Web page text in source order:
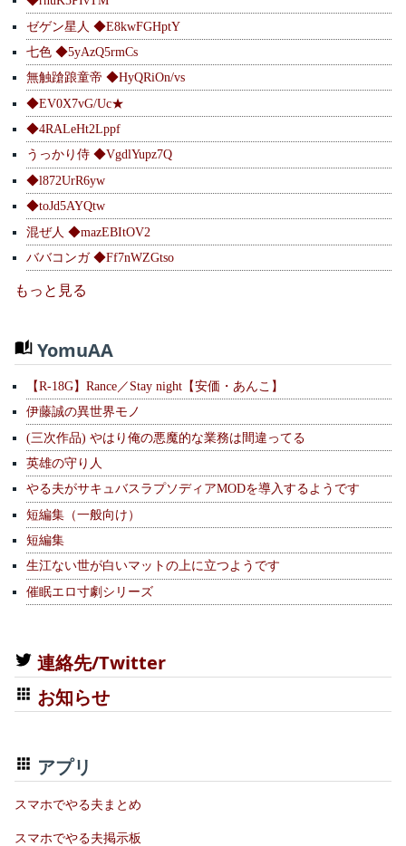
ゼゲン星人 ◆E8kwFGHptY
七色 ◆5yAzQ5rmCs
無触蹌踉童帝 ◆HyQRiOn/vs
◆EV0X7vG/Uc★
◆4RALeHt2Lppf
うっかり侍 ◆VgdlYupz7Q
◆l872UrR6yw
◆toJd5AYQtw
混ぜ人 ◆mazEBItOV2
ババコンガ ◆Ff7nWZGtso
もっと見る
YomuAA
【R-18G】Rance／Stay night【安価・あんこ】
伊藤誠の異世界モノ
(三次作品) やはり俺の悪魔的な業務は間違ってる
英雄の守り人
やる夫がサキュバスラプソディアMODを導入するようです
短編集（一般向け）
短編集
生江ない世が白いマットの上に立つようです
催眠エロ寸劇シリーズ
連絡先/Twitter
お知らせ
アプリ
スマホでやる夫まとめ
スマホでやる夫掲示板